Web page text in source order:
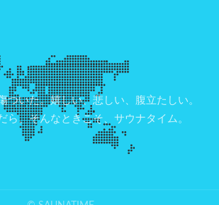
ついた。嬉しい、悲しい、腹立たしい。
ら、そんなときこそ、サウナタイム。